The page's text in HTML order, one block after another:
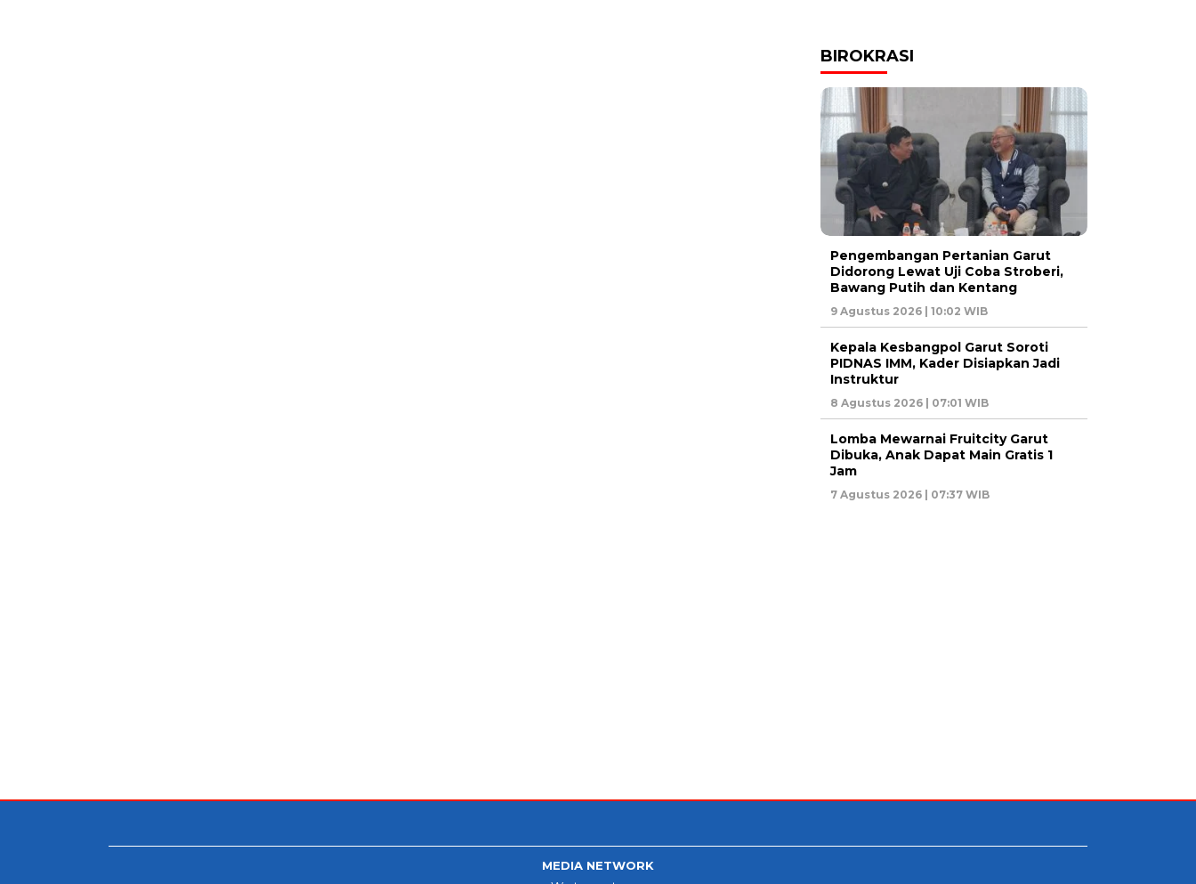
BIROKRASI
Pengembangan Pertanian Garut
Didorong Lewat Uji Coba Stroberi,
Bawang Putih dan Kentang
9 Agustus 2026 | 10:02 WIB
Kepala Kesbangpol Garut Soroti
PIDNAS IMM, Kader Disiapkan Jadi
Instruktur
8 Agustus 2026 | 07:01 WIB
Lomba Mewarnai Fruitcity Garut
Dibuka, Anak Dapat Main Gratis 1
Jam
7 Agustus 2026 | 07:37 WIB
MEDIA NETWORK